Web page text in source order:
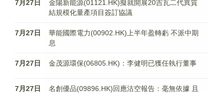
7月27日
金陽新能源(01121.HK)擬就開展20吉瓦二代異質
結規模化量產項目簽訂協議
7月27日
華能國際電力(00902.HK)上半年盈轉虧 不派中期
息
7月27日 金茂源環保(06805.HK)：李健明已獲任執行董事
7月27日
名創優品(09896.HK)回應沽空報告：毫無依據 且